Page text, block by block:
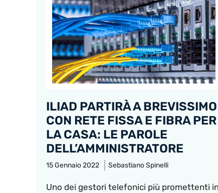
ILIAD PARTIRÀ A BREVISSIMO
CON RETE FISSA E FIBRA PER
LA CASA: LE PAROLE
DELL’AMMINISTRATORE
15 Gennaio 2022 Sebastiano Spinelli
Uno dei gestori telefonici più promettenti